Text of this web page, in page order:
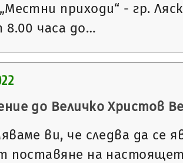
приходи“ - гр.
часа до…
до Величко Христов
ви, че следва да се
поставяне на